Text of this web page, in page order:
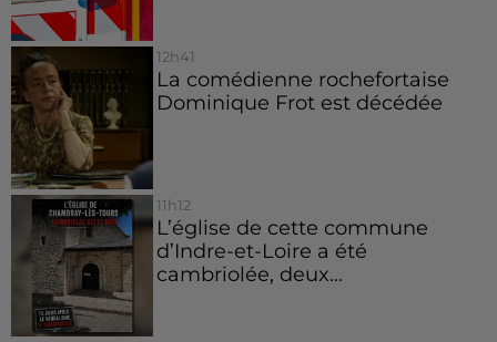
12h41
La comédienne rochefortaise
Dominique Frot est décédée
11h12
L’église de cette commune
d’Indre-et-Loire a été
cambriolée, deux...